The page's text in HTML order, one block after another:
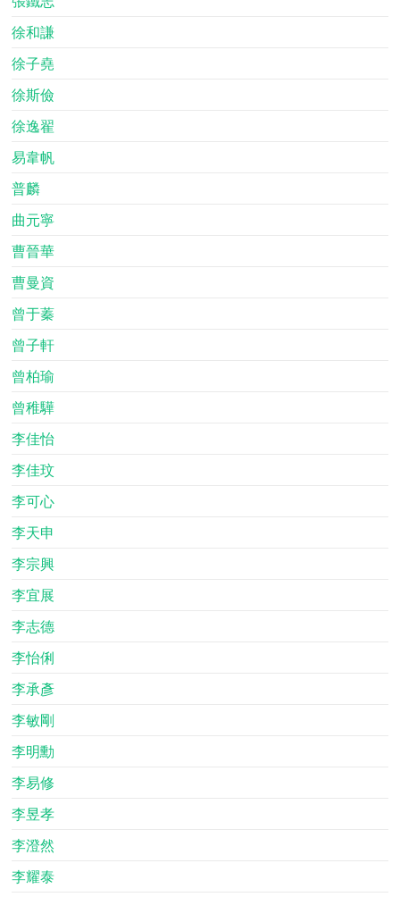
徐和謙
徐子堯
徐斯儉
徐逸翟
易韋帆
普麟
曲元寧
曹晉華
曹曼資
曾于蓁
曾子軒
曾柏瑜
曾稚驊
李佳怡
李佳玟
李可心
李天申
李宗興
李宜展
李志德
李怡俐
李承彥
李敏剛
李明勳
李易修
李昱孝
李澄然
李耀泰